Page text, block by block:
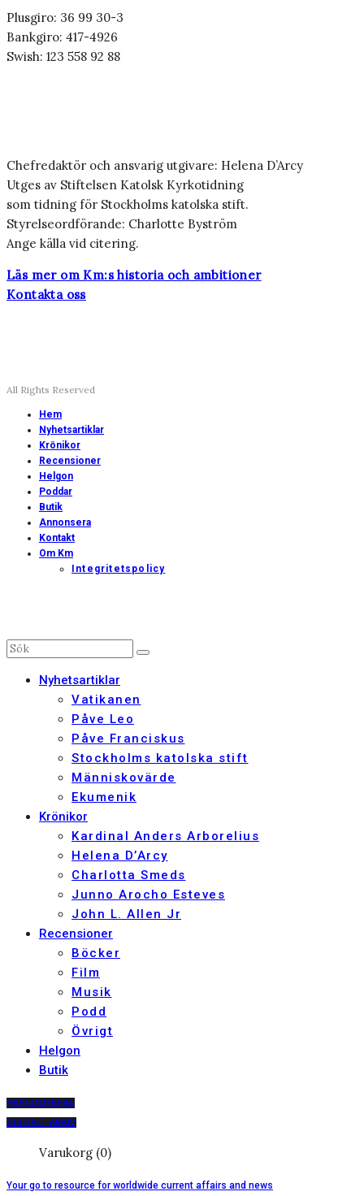
Plusgiro: 36 99 30-3
Bankgiro: 417-4926
Swish: 123 558 92 88
Chefredaktör och ansvarig utgivare: Helena D’Arcy
Utges av Stiftelsen Katolsk Kyrkotidning
som tidning för Stockholms katolska stift.
Styrelseordförande: Charlotte Byström
Ange källa vid citering.
Läs mer om Km:s historia och ambitioner
Kontakta oss
All Rights Reserved
Hem
Nyhetsartiklar
Krönikor
Recensioner
Helgon
Poddar
Butik
Annonsera
Kontakt
Om Km
Integritetspolicy
Nyhetsartiklar
Vatikanen
Påve Leo
Påve Franciskus
Stockholms katolska stift
Människovärde
Ekumenik
Krönikor
Kardinal Anders Arborelius
Helena D’Arcy
Charlotta Smeds
Junno Arocho Esteves
John L. Allen Jr
Recensioner
Böcker
Film
Musik
Podd
Övrigt
Helgon
Butik
PRENUMERERA
DIGITALT ARKIV
Varukorg (0)
Your go to resource for worldwide current affairs and news